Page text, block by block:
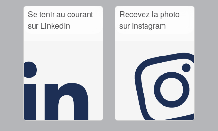
Se tenir au courant
sur LinkedIn
Recevez la photo
sur Instagram